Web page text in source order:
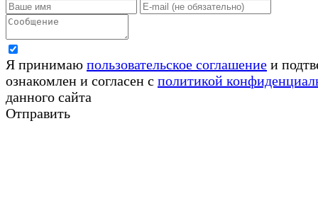
Я принимаю пользовательское соглашение и
ознакомлен и согласен с политикой
данного сайта
Отправить